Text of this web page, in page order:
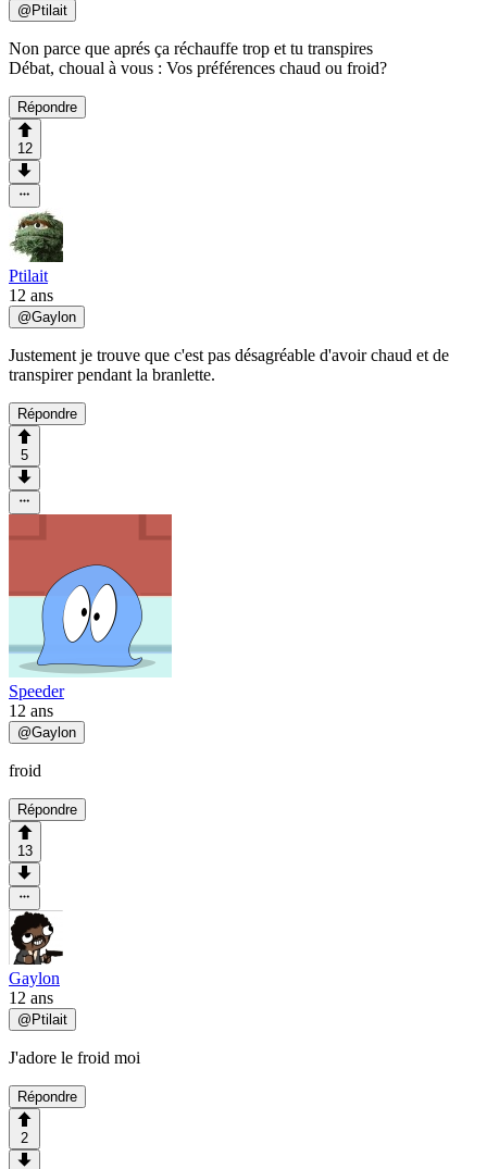
@ Ptilait
Non parce que aprés ça réchauffe trop et tu transpires
Débat, choual à vous : Vos préférences chaud ou froid?
Répondre
12
Ptilait
12 ans
@Gaylon
Justement je trouve que c'est pas désagréable d'avoir chaud et de
transpirer pendant la branlette.
Répondre
5
Speeder
12 ans
@Gaylon
froid
Répondre
13
Gaylon
12 ans
@ Ptilait
J'adore le froid moi
Répondre
2